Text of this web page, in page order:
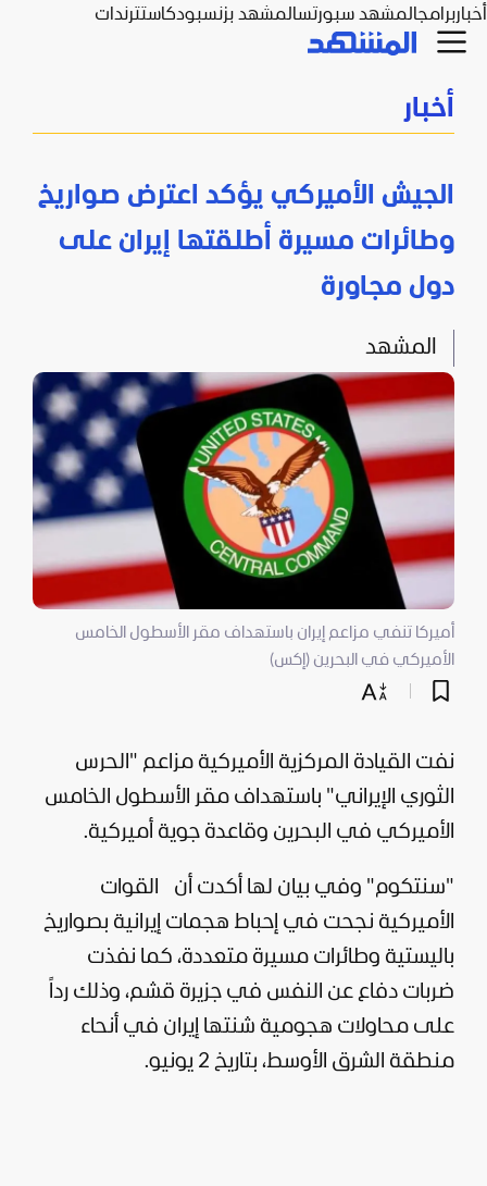
أخباربرامجالمشهد سبورتسالمشهد بزنسبودكاستترندات
أخبار
الجيش الأميركي يؤكد اعترض صواريخ
وطائرات مسيرة أطلقتها إيران على
دول مجاورة
المشهد
أميركا تنفي مزاعم إيران باستهداف مقر الأسطول الخامس
الأميركي في البحرين (إكس)
نفت القيادة المركزية الأميركية مزاعم "الحرس
الثوري الإيراني" باستهداف مقر الأسطول الخامس
الأميركي في البحرين وقاعدة جوية أميركية.
"سنتكوم" وفي بيان لها أكدت أن
القوات
الأميركية نجحت في إحباط هجمات إيرانية بصواريخ
باليستية وطائرات مسيرة متعددة، كما نفذت
ضربات دفاع عن النفس في جزيرة قشم، وذلك رداً
على محاولات هجومية شنتها إيران في أنحاء
منطقة الشرق الأوسط، بتاريخ 2 يونيو.